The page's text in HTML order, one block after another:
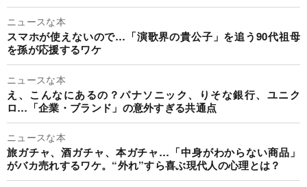
ニュースな本
スマホが使えないので…「演歌界の貴公子」を追う90代祖母
を孫が応援するワケ
ニュースな本
え、こんなにあるの？パナソニック、りそな銀行、ユニク
ロ…「企業・ブランド」の意外すぎる共通点
ニュースな本
旅ガチャ、酒ガチャ、本ガチャ…「中身がわからない商品」
がバカ売れするワケ。“外れ”すら喜ぶ現代人の心理とは？